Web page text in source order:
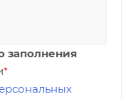
заполнения
*